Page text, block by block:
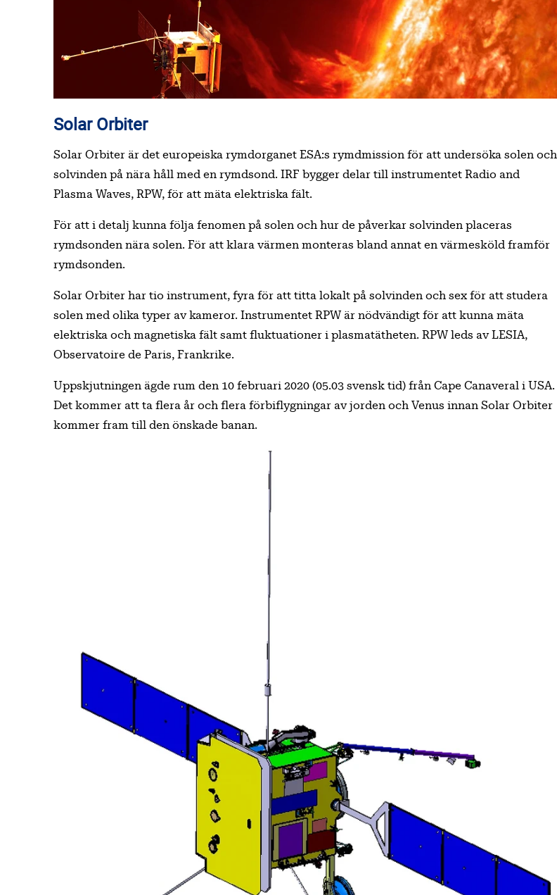
Solar Orbiter
Solar Orbiter är det europeiska rymdorganet ESA:s rymdmission för att undersöka solen och
solvinden på nära håll med en rymdsond. IRF bygger delar till instrumentet Radio and
Plasma Waves, RPW, för att mäta elektriska fält.
För att i detalj kunna följa fenomen på solen och hur de påverkar solvinden placeras
rymdsonden nära solen. För att klara värmen monteras bland annat en värmesköld framför
rymdsonden.
Solar Orbiter har tio instrument, fyra för att titta lokalt på solvinden och sex för att studera
solen med olika typer av kameror. Instrumentet RPW är nödvändigt för att kunna mäta
elektriska och magnetiska fält samt fluktuationer i plasmatätheten. RPW leds av LESIA,
Observatoire de Paris, Frankrike.
Uppskjutningen ägde rum den 10 februari 2020 (05.03 svensk tid) från Cape Canaveral i USA.
Det kommer att ta flera år och flera förbiflygningar av jorden och Venus innan Solar Orbiter
kommer fram till den önskade banan.